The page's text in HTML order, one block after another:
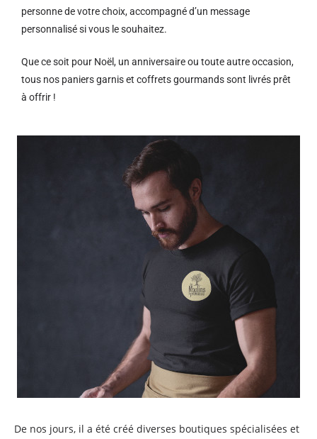
personne de votre choix, accompagné d’un message
personnalisé si vous le souhaitez.
Que ce soit pour Noël, un anniversaire ou toute autre occasion,
tous nos paniers garnis et coffrets gourmands sont livrés prêt
à offrir !
De nos jours, il a été créé diverses boutiques spécialisées et